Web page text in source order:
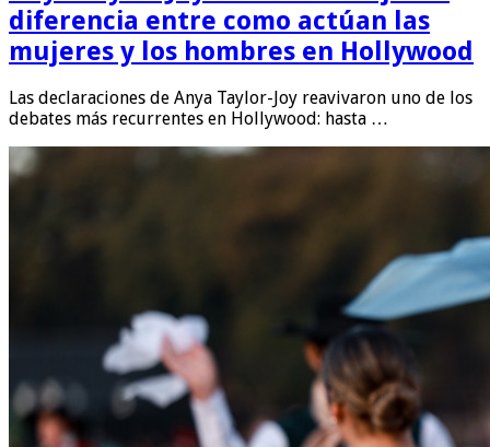
diferencia entre como actúan las
mujeres y los hombres en Hollywood
Las declaraciones de Anya Taylor-Joy reavivaron uno de los
debates más recurrentes en Hollywood: hasta …